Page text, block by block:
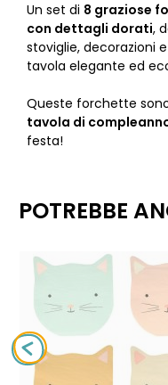
Un set di 8 graziose
con dettagli dorati,
stoviglie, decorazioni
tavola elegante ed
Queste forchette
tavola di
festa!
POTREBBE